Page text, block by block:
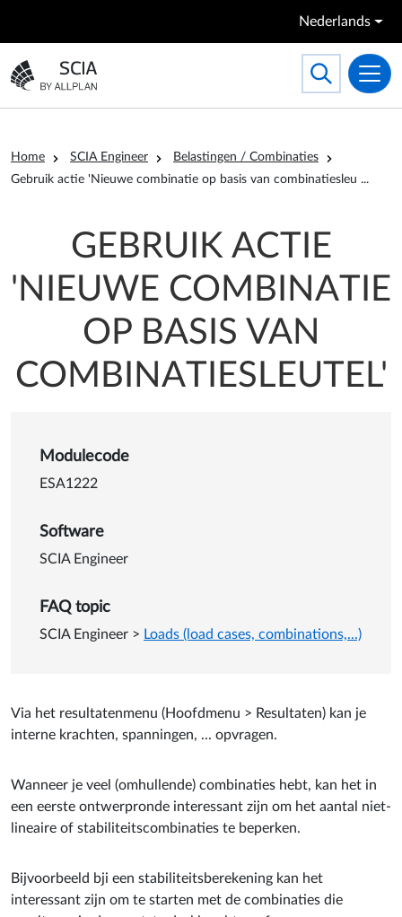
Nederlands
Ga naar homepagina
Toggle
Search
Kruimelpad
Home SCIA Engineer
Belastingen / Combinaties
Gebruik actie 'Nieuwe combinatie op basis van combinatiesleu ...el'
GEBRUIK ACTIE
'NIEUWE COMBINATIE
OP BASIS VAN
COMBINATIESLEUTEL'
Details van Gebruik actie
Modulecode
ESA1222
Software
SCIA Engineer
FAQ topic
SCIA Engineer > Loads (load cases, combinations,...)
Via het resultatenmenu (Hoofdmenu > Resultaten) kan je
interne krachten, spanningen, ... opvragen.
Wanneer je veel (omhullende) combinaties hebt, kan het in
een eerste ontwerpronde interessant zijn om het aantal niet-
lineaire of stabiliteitscombinaties te beperken.
Bijvoorbeeld bji een stabiliteitsberekening kan het
interessant zijn om te starten met de combinaties die